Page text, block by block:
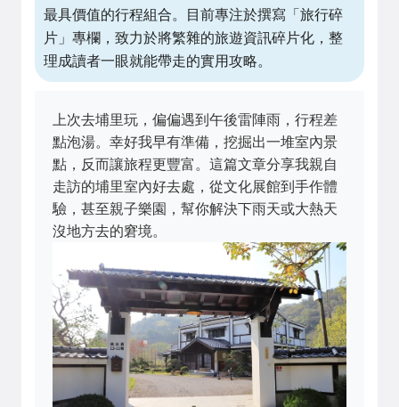
最具價值的行程組合。目前專注於撰寫「旅行碎
片」專欄，致力於將繁雜的旅遊資訊碎片化，整
理成讀者一眼就能帶走的實用攻略。
上次去埔里玩，偏偏遇到午後雷陣雨，行程差
點泡湯。幸好我早有準備，挖掘出一堆室內景
點，反而讓旅程更豐富。這篇文章分享我親自
走訪的埔里室內好去處，從文化展館到手作體
驗，甚至親子樂園，幫你解決下雨天或大熱天
沒地方去的窘境。